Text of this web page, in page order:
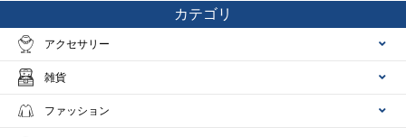
カテゴリ
アクセサリー
雑貨
ファッション